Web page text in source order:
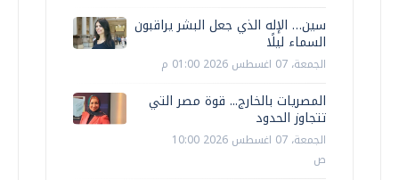
سين… الإله الذي جعل البشر يراقبون
السماء ليلًا
الجمعة، 07 اغسطس 2026 01:00 م
المصريات بالخارج... قوة مصر التي
تتجاوز الحدود
الجمعة، 07 اغسطس 2026 10:00
ص